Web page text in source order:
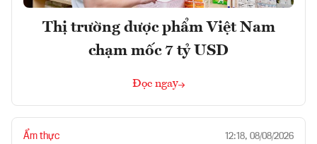
Thị trường dược phẩm Việt Nam
chạm mốc 7 tỷ USD
Đọc ngay
Ẩm thực 12:18, 08/08/2026